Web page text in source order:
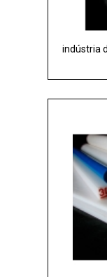
indústria